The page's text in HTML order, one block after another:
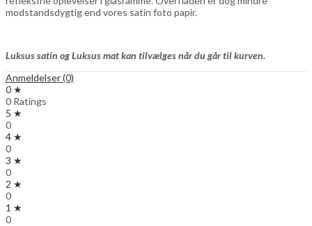
modstandsdygtig end vores satin foto papir.
Luksus satin og Luksus mat kan tilvælges når du går til kurven.
Anmeldelser (0)
0 ★
0 Ratings
5 ★
0
4 ★
0
3 ★
0
2 ★
0
1 ★
0